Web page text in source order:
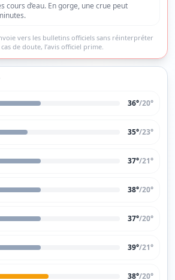
cours d’eau. En gorge, une crue peut
vers les bulletins officiels sans réinterpréter
de doute, l’avis officiel prime.
36°/20°
35°/23°
37°/21°
38°/20°
37°/20°
39°/21°
38°/20°